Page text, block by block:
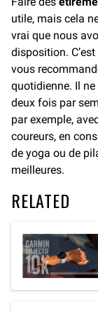
utile, mais cela
vrai que nous
disposition.
vous
quotidienne. Il
deux fois par
par exemple,
coureurs, en
de yoga ou de
meilleures.
RELATED